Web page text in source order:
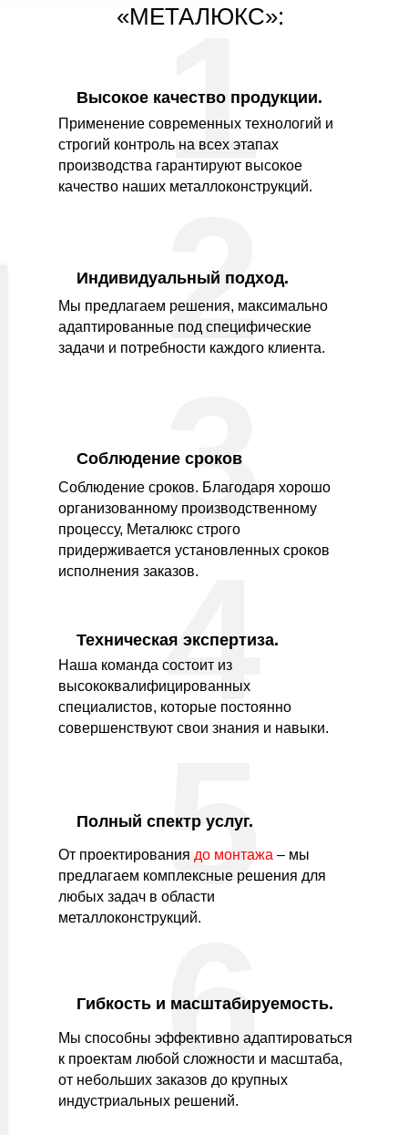
6
5
4
3
2
1
Применение современных технологий и
строгий контроль на всех этапах
производства гарантируют высокое
качество наших металлоконструкций.
Мы предлагаем решения, максимально
адаптированные под специфические
задачи и потребности каждого клиента.
Соблюдение сроков. Благодаря хорошо
организованному производственному
процессу, Металюкс строго
придерживается установленных сроков
исполнения заказов.
Высокое качество продукции.
Индивидуальный подход.
Соблюдение сроков
Наша команда состоит из
высококвалифицированных
специалистов, которые постоянно
совершенствуют свои знания и навыки.
От проектирования до монтажа – мы
предлагаем комплексные решения для
любых задач в области
металлоконструкций.
Мы способны эффективно адаптироваться
к проектам любой сложности и масштаба,
от небольших заказов до крупных
индустриальных решений.
Техническая экспертиза.
Полный спектр услуг.
Гибкость и масштабируемость.
«МЕТАЛЮКС»: